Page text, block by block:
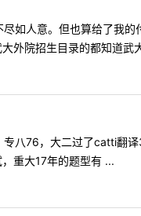
如人意。但也算给了我的
外院招生目录的都知道武
八76，大二过了catti翻
重大17年的题型有 ...